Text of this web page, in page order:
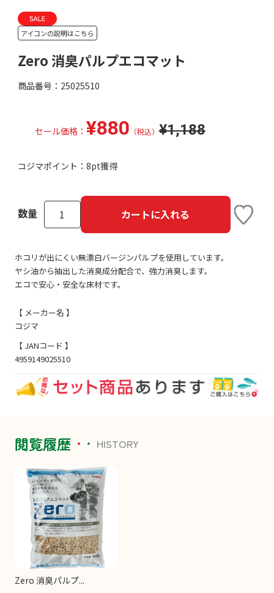
アイコンの説明はこちら
Zero 消臭パルプエコマット
商品番号：25025510
セール価格： ¥880 （税込）¥1,188
コジマポイント： 8pt獲得
数量 カートに入れる
ホコリが出にくい無漂白バージンパルプを使用しています。
ヤシ油から抽出した消臭成分配合で、強力消臭します。
エコで安心・安全な床材です。
【 メーカー名 】
コジマ
【 JANコード 】
4959149025510
閲覧履歴 HISTORY
Zero 消臭パルプ...